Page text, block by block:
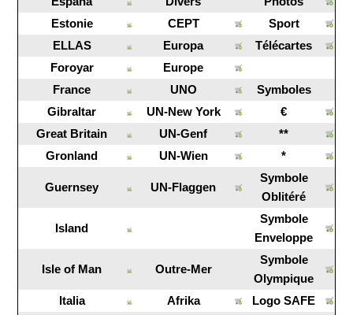
Estonie
CEPT
Sport
ELLAS
Europa
Télécartes
Foroyar
Europe
France
UNO
Symboles
Gibraltar
UN-New York
€
Great Britain
UN-Genf
**
Gronland
UN-Wien *
Guernsey UN-Flaggen
Symbole
Oblitéré
Island
Symbole
Enveloppe
Isle of Man Outre-Mer
Symbole
Olympique
Italia
Afrika Logo SAFE